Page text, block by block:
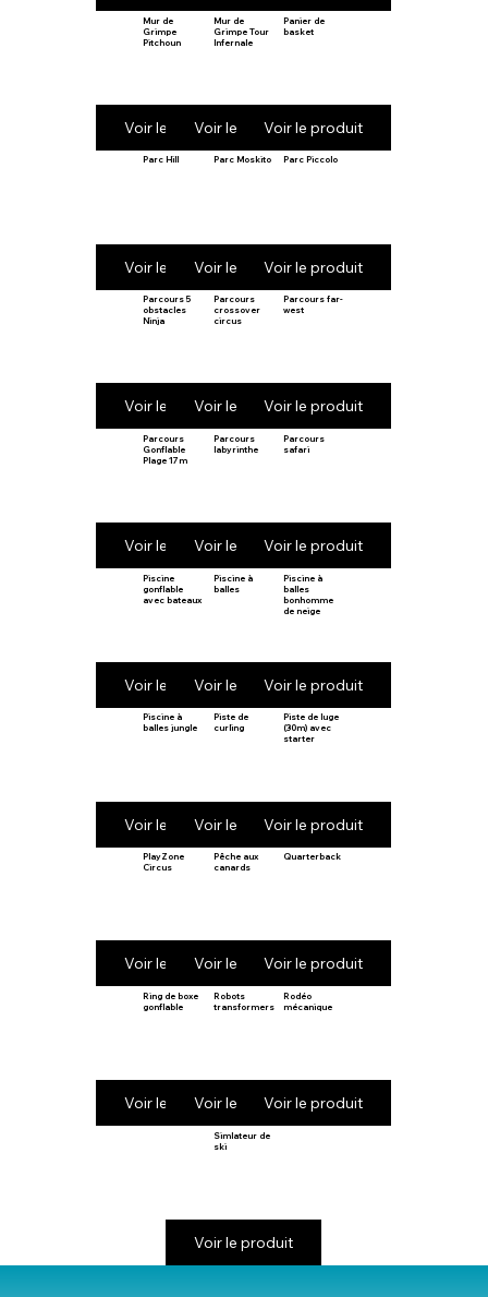
Mur de
Grimpe
Pitchoun
Voir le produit
Mur de
Grimpe Tour
Infernale
Voir le produit
Panier de
basket
Voir le produit
Parc Hill
Voir le produit
Parc Moskito
Voir le produit
Parc Piccolo
Voir le produit
Parcours 5
obstacles
Ninja
Voir le produit
Parcours
crossover
circus
Voir le produit
Parcours far-
west
Voir le produit
Parcours
Gonflable
Plage 17m
Voir le produit
Parcours
labyrinthe
Voir le produit
Parcours
safari
Voir le produit
Piscine
gonflable
avec bateaux
Voir le produit
Piscine à
balles
Voir le produit
Piscine à
balles
bonhomme
de neige
Voir le produit
Piscine à
balles jungle
Voir le produit
Piste de
curling
Voir le produit
Piste de luge
(30m) avec
starter
Voir le produit
PlayZone
Circus
Voir le produit
Pêche aux
canards
Voir le produit
Quarterback
Voir le produit
Ring de boxe
gonflable
Voir le produit
Robots
transformers
Voir le produit
Rodéo
mécanique
Voir le produit
Simlateur de
ski
Voir le produit